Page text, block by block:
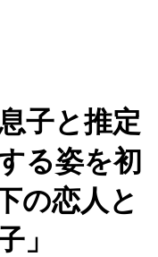
子と推定
る姿を初
の恋人と
」